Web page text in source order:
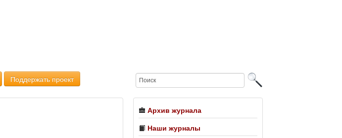
Поддержать проект
Архив журнала
Наши журналы